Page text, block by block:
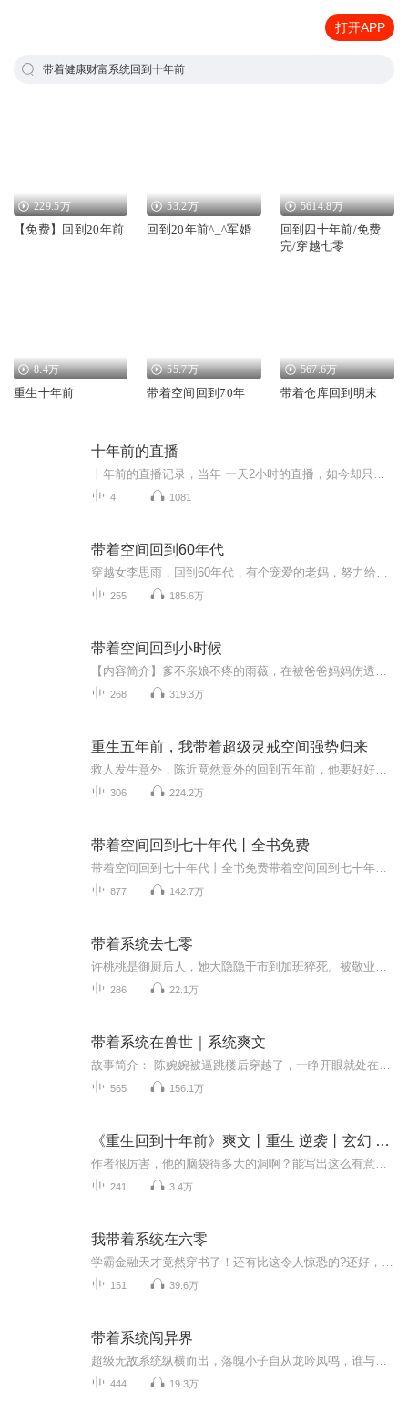
打开APP
带着健康财富系统回到十年前
229.5万
【免费】回到20年前
53.2万
回到20年前^_^军婚
5614.8万
回到四十年前/免费
完/穿越七零
8.4万
重生十年前
55.7万
带着空间回到70年
567.6万
带着仓库回到明末
十年前的直播
4 1081
带着空间回到60年代
255 185.6万
带着空间回到小时候
268 319.3万
重生五年前，我带着超级灵戒空间强势归来
306 224.2万
带着空间回到七十年代丨全书免费
877 142.7万
带着系统去七零
286 22.1万
带着系统在兽世｜系统爽文
565 156.1万
《重生回到十年前》爽文丨重生 逆袭丨玄幻 奇幻丨【精品双播】
241 3.4万
我带着系统在六零
151 39.6万
带着系统闯异界
444 19.3万